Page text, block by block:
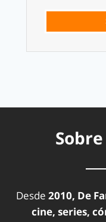
Desde 2010, De
cine, series,